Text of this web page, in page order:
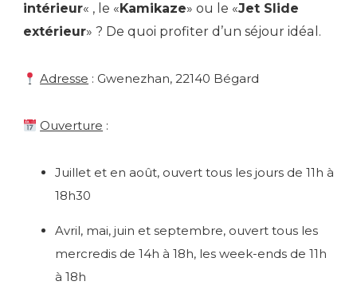
intérieur« , le « Kamikaze» ou le «Jet Slide
extérieur» ? De quoi profiter d’un séjour idéal.
Adresse : Gwenezhan, 22140 Bégard
Ouverture :
Juillet et en août, ouvert tous les jours de 11h à
18h30
Avril, mai, juin et septembre, ouvert tous les
mercredis de 14h à 18h, les week-ends de 11h
à 18h